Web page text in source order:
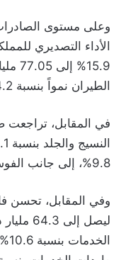
وعلى مستوى
الأداء التصديري
الطيران نمواً بنسبة 14.2% ليبلغ 13.85 مليار درهم.
في المقابل، تراجعت
9.8%، إلى جانب الفوسفاط ومشتقاته بنسبة 11.2%.
ليصل